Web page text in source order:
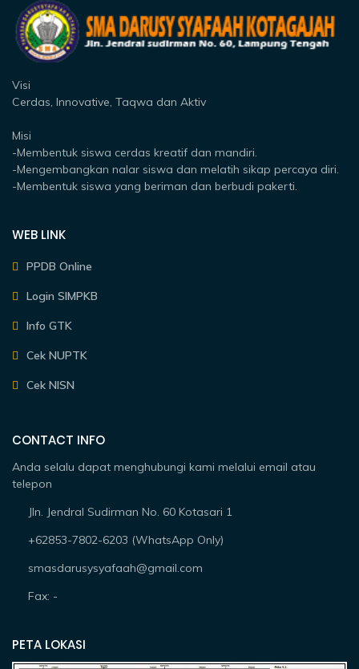
Visi
Cerdas, Innovative, Taqwa dan Aktiv
Misi
-Membentuk siswa cerdas kreatif dan mandiri.
-Mengembangkan nalar siswa dan melatih sikap percaya diri.
-Membentuk siswa yang beriman dan berbudi pakerti.
WEB LINK
PPDB Online
Login SIMPKB
Info GTK
Cek NUPTK
Cek NISN
CONTACT INFO
Anda selalu dapat menghubungi kami melalui email atau
telepon
Jln. Jendral Sudirman No. 60 Kotasari 1
+62853-7802-6203 (WhatsApp Only)
smasdarusysyafaah@gmail.com
Fax: -
PETA LOKASI